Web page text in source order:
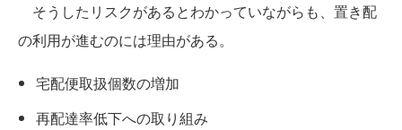
そうしたリスクがあるとわかっていながらも、置き配
の利用が進むのには理由がある。
宅配便取扱個数の増加
再配達率低下への取り組み